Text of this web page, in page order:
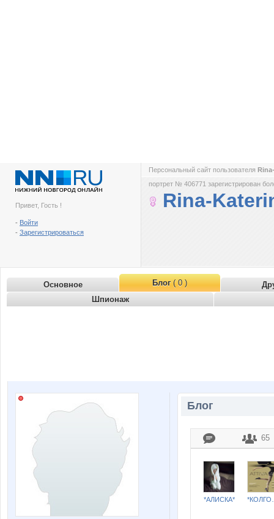
Привет, Гость !
- Войти
- Зарегистрироваться
Персональный сайт пользователя
портрет № 406771 зарегистрирован
Rina-
Основное Блог( 0 )
Шпионаж
Блог
65
*АЛИСКА*